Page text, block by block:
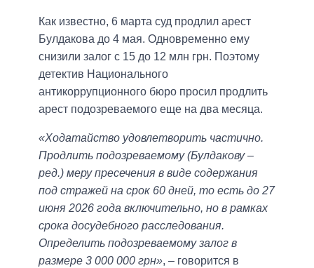
Как известно, 6 марта суд продлил арест
Булдакова до 4 мая. Одновременно ему
снизили залог с 15 до 12 млн грн. Поэтому
детектив Национального
антикоррупционного бюро просил продлить
арест подозреваемого еще на два месяца.
«Ходатайство удовлетворить частично.
Продлить подозреваемому (Булдакову –
ред.) меру пресечения в виде содержания
под стражей на срок 60 дней, то есть до 27
июня 2026 года включительно, но в рамках
срока досудебного расследования.
Определить подозреваемому залог в
размере 3 000 000 грн», – говорится в